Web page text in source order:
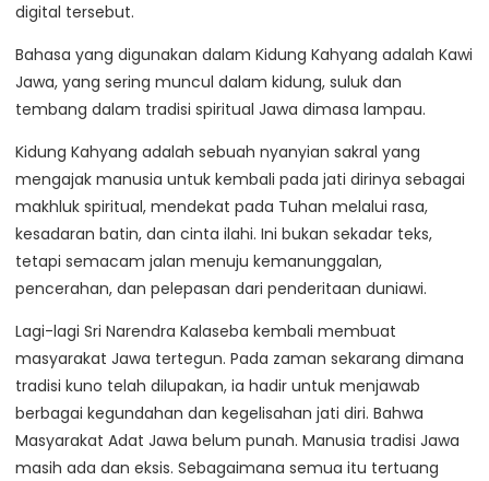
digital tersebut.
Bahasa yang digunakan dalam Kidung Kahyang adalah Kawi
Jawa, yang sering muncul dalam kidung, suluk dan
tembang dalam tradisi spiritual Jawa dimasa lampau.
Kidung Kahyang adalah sebuah nyanyian sakral yang
mengajak manusia untuk kembali pada jati dirinya sebagai
makhluk spiritual, mendekat pada Tuhan melalui rasa,
kesadaran batin, dan cinta ilahi. Ini bukan sekadar teks,
tetapi semacam jalan menuju kemanunggalan,
pencerahan, dan pelepasan dari penderitaan duniawi.
Lagi-lagi Sri Narendra Kalaseba kembali membuat
masyarakat Jawa tertegun. Pada zaman sekarang dimana
tradisi kuno telah dilupakan, ia hadir untuk menjawab
berbagai kegundahan dan kegelisahan jati diri. Bahwa
Masyarakat Adat Jawa belum punah. Manusia tradisi Jawa
masih ada dan eksis. Sebagaimana semua itu tertuang